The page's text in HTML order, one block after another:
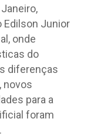
Edilson Junior
onde
do
diferenças
novos
para a
foram